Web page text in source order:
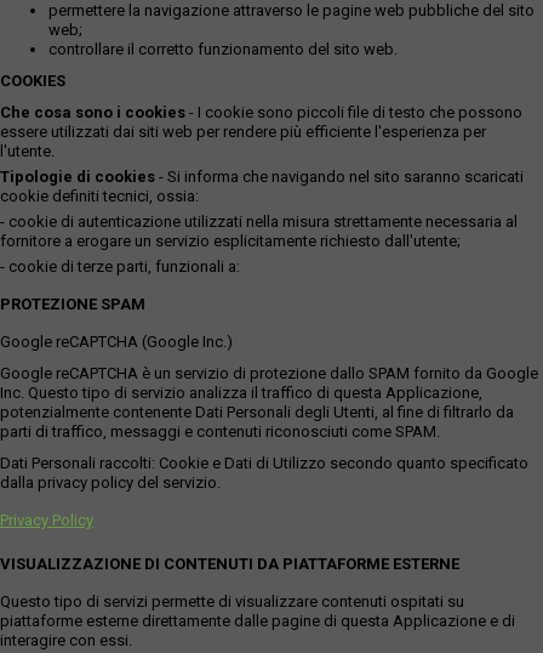
permettere la navigazione attraverso le pagine web pubbliche del sito
web;
controllare il corretto funzionamento del sito web.
COOKIES
Che cosa sono i cookies - I cookie sono piccoli file di testo che possono
essere utilizzati dai siti web per rendere più efficiente l'esperienza per
l'utente.
Tipologie di cookies - Si informa che navigando nel sito saranno scaricati
cookie definiti tecnici, ossia:
- cookie di autenticazione utilizzati nella misura strettamente necessaria al
fornitore a erogare un servizio esplicitamente richiesto dall'utente;
- cookie di terze parti, funzionali a:
PROTEZIONE SPAM
Google reCAPTCHA (Google Inc.)
Google reCAPTCHA è un servizio di protezione dallo SPAM fornito da Google
Inc. Questo tipo di servizio analizza il traffico di questa Applicazione,
potenzialmente contenente Dati Personali degli Utenti, al fine di filtrarlo da
parti di traffico, messaggi e contenuti riconosciuti come SPAM.
Dati Personali raccolti: Cookie e Dati di Utilizzo secondo quanto specificato
dalla privacy policy del servizio.
Privacy Policy
VISUALIZZAZIONE DI CONTENUTI DA PIATTAFORME ESTERNE
Questo tipo di servizi permette di visualizzare contenuti ospitati su
piattaforme esterne direttamente dalle pagine di questa Applicazione e di
interagire con essi.